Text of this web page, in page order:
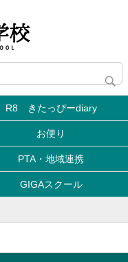
R8 きたっぴーdiary
お便り
PTA・地域連携
GIGAスクール